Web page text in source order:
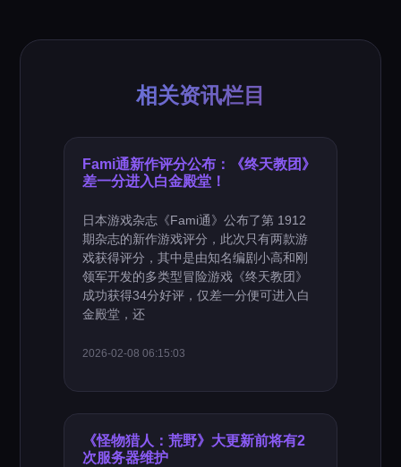
相关资讯栏目
Fami通新作评分公布：《终天教团》
差一分进入白金殿堂！
日本游戏杂志《Fami通》公布了第 1912
期杂志的新作游戏评分，此次只有两款游
戏获得评分，其中是由知名编剧小高和刚
领军开发的多类型冒险游戏《终天教团》
成功获得34分好评，仅差一分便可进入白
金殿堂，还
2026-02-08 06:15:03
《怪物猎人：荒野》大更新前将有2
次服务器维护